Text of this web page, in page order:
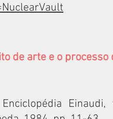
de arte e o processo